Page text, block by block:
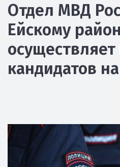
Отдел МВД
Ейскому
кандидатов